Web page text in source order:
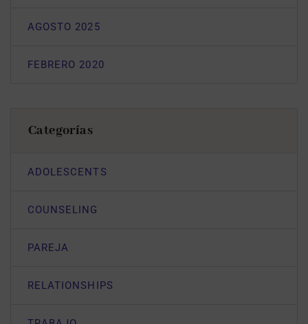
AGOSTO 2025
FEBRERO 2020
Categorías
ADOLESCENTS
COUNSELING
PAREJA
RELATIONSHIPS